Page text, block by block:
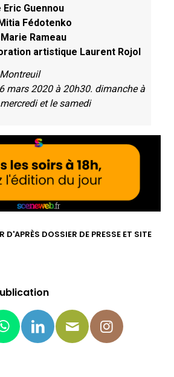
Guennou
Fédotenko
Rameau
artistique Laurent Rojol
mars 2020 à 20h30. dimanche à
et le samedi
D'APRÈS DOSSIER DE PRESSE ET SITE